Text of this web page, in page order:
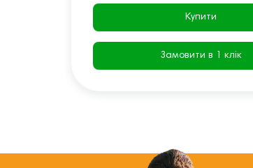
Купити
Замовити в 1 клік